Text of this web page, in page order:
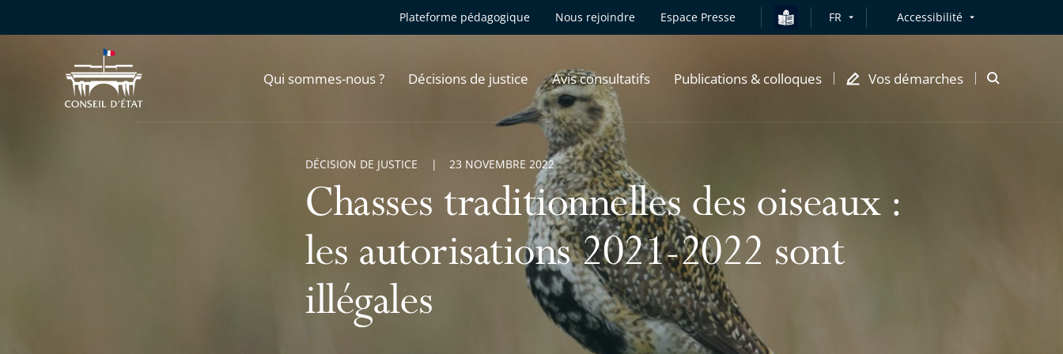
Plateforme pédagogique Nous rejoindre Espace Presse FR Accessibilité
Qui sommes-nous ? Décisions de justice Avis consultatifs Publications & colloques Vos démarches
Ouvrir
Chasses traditionnelles des oiseaux :
les autorisations 2021-2022 sont
illégales
DÉCISION DE JUSTICE 23 NOVEMBRE 2022